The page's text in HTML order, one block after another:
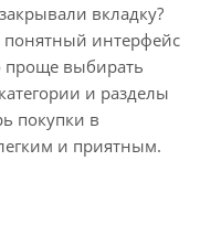
вкладку?
интерфейс
проще выбирать
и разделы
покупки в
и приятным.